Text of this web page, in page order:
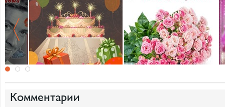
Комментарии